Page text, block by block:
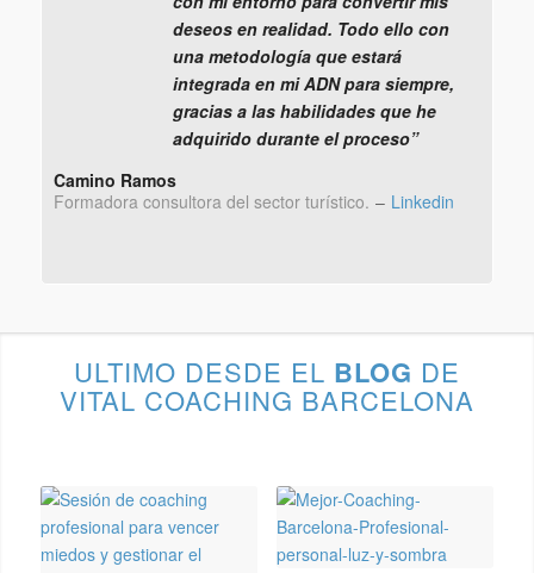
deseos en realidad. Todo ello con
una metodología que estará
integrada en mi ADN para siempre,
gracias a las habilidades que he
adquirido durante el proceso”
Camino Ramos
Formadora consultora del sector turístico. – Linkedin
ULTIMO DESDE EL BLOG DE
VITAL COACHING BARCELONA